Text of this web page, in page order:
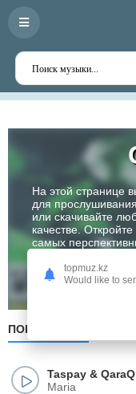
На этой странице
для
или скачивайте
качестве.
самых
ПОПУЛЯРНЫЕ
Taspay &
Maria
topmuz.kz
Would like to